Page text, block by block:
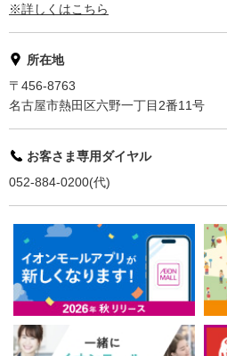
※詳しくはこちら
所在地
〒456-8763
名古屋市熱田区六野一丁目2番11号
お客さま専用ダイヤル
052-884-0200(代)